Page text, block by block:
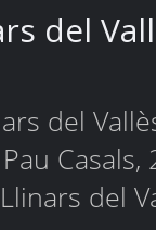
del
del
Casals,
del